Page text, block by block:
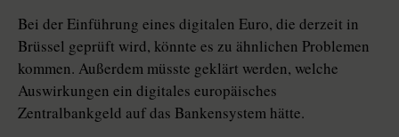
Bei der Einführung eines digitalen Euro, die derzeit in
Brüssel geprüft wird, könnte es zu ähnlichen Problemen
kommen. Außerdem müsste geklärt werden, welche
Auswirkungen ein digitales europäisches
Zentralbankgeld auf das Bankensystem hätte.